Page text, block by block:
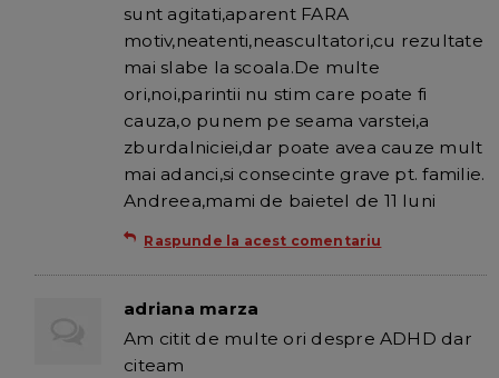
sunt agitati,aparent FARA
motiv,neatenti,neascultatori,cu rezultate
mai slabe la scoala.De multe
ori,noi,parintii nu stim care poate fi
cauza,o punem pe seama varstei,a
zburdalniciei,dar poate avea cauze mult
mai adanci,si consecinte grave pt. familie.
Andreea,mami de baietel de 11 luni
Raspunde la acest comentariu
adriana marza
Am citit de multe ori despre ADHD dar
citeam